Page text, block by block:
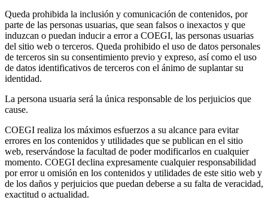
Queda prohibida la inclusión y comunicación de contenidos, por
parte de las personas usuarias, que sean falsos o inexactos y que
induzcan o puedan inducir a error a COEGI, las personas usuarias
del sitio web o terceros. Queda prohibido el uso de datos personales
de terceros sin su consentimiento previo y expreso, así como el uso
de datos identificativos de terceros con el ánimo de suplantar su
identidad.
La persona usuaria será la única responsable de los perjuicios que
cause.
COEGI realiza los máximos esfuerzos a su alcance para evitar
errores en los contenidos y utilidades que se publican en el sitio
web, reservándose la facultad de poder modificarlos en cualquier
momento. COEGI declina expresamente cualquier responsabilidad
por error u omisión en los contenidos y utilidades de este sitio web y
de los daños y perjuicios que puedan deberse a su falta de veracidad,
exactitud o actualidad.